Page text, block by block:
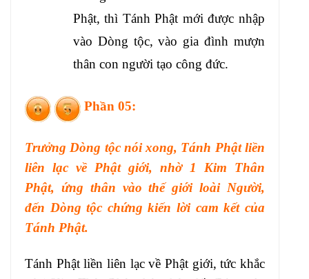
Phật, thì Tánh Phật mới được nhập
vào Dòng tộc, vào gia đình mượn
thân con người tạo công đức.
Phần 05:
Trưởng Dòng tộc nói xong, Tánh Phật liền
liên lạc về Phật giới, nhờ 1 Kim Thân
Phật, ứng thân vào thế giới loài Người,
đến Dòng tộc chứng kiến lời cam kết của
Tánh Phật.
Tánh Phật liền liên lạc về Phật giới, tức khắc